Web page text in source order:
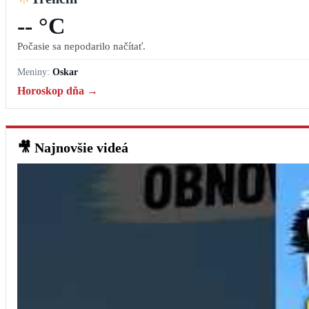
-- °C
Počasie sa nepodarilo načítať.
Meniny: Oskar
Horoskop dňa →
🎥 Najnovšie videá